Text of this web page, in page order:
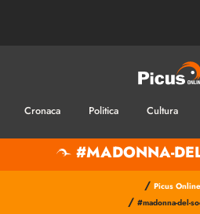
Cronaca Politica Cultura
#MADONNA-
/ Picus Online
/ #madonna-del-